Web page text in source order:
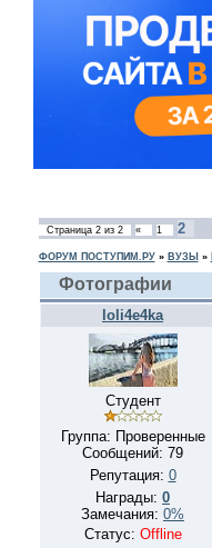
Страница 2из 2 « 1 2
ФОРУМ ПОСТУПИМ.РУ» ВУЗЫ »
Фотографии
loli4e4ka
Студент
Группа: Проверенные
Сообщений: 79
Репутация: 0
Награды: 0
Замечания: 0%
Статус: Offline